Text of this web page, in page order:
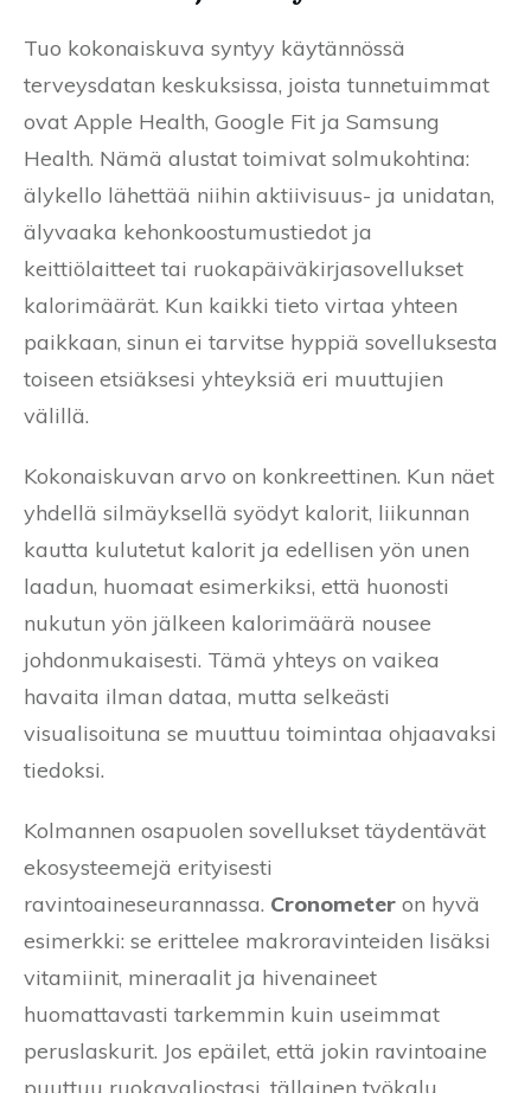
Tuo kokonaiskuva syntyy käytännössä
terveysdatan keskuksissa, joista tunnetuimmat
ovat Apple Health, Google Fit ja Samsung
Health. Nämä alustat toimivat solmukohtina:
älykello lähettää niihin aktiivisuus- ja unidatan,
älyvaaka kehonkoostumustiedot ja
keittiölaitteet tai ruokapäiväkirjasovellukset
kalorimäärät. Kun kaikki tieto virtaa yhteen
paikkaan, sinun ei tarvitse hyppiä sovelluksesta
toiseen etsiäksesi yhteyksiä eri muuttujien
välillä.
Kokonaiskuvan arvo on konkreettinen. Kun näet
yhdellä silmäyksellä syödyt kalorit, liikunnan
kautta kulutetut kalorit ja edellisen yön unen
laadun, huomaat esimerkiksi, että huonosti
nukutun yön jälkeen kalorimäärä nousee
johdonmukaisesti. Tämä yhteys on vaikea
havaita ilman dataa, mutta selkeästi
visualisoituna se muuttuu toimintaa ohjaavaksi
tiedoksi.
Kolmannen osapuolen sovellukset täydentävät
ekosysteemejä erityisesti
ravintoaineseurannassa. Cronometer on hyvä
esimerkki: se erittelee makroravinteiden lisäksi
vitamiinit, mineraalit ja hivenaineet
huomattavasti tarkemmin kuin useimmat
peruslaskurit. Jos epäilet, että jokin ravintoaine